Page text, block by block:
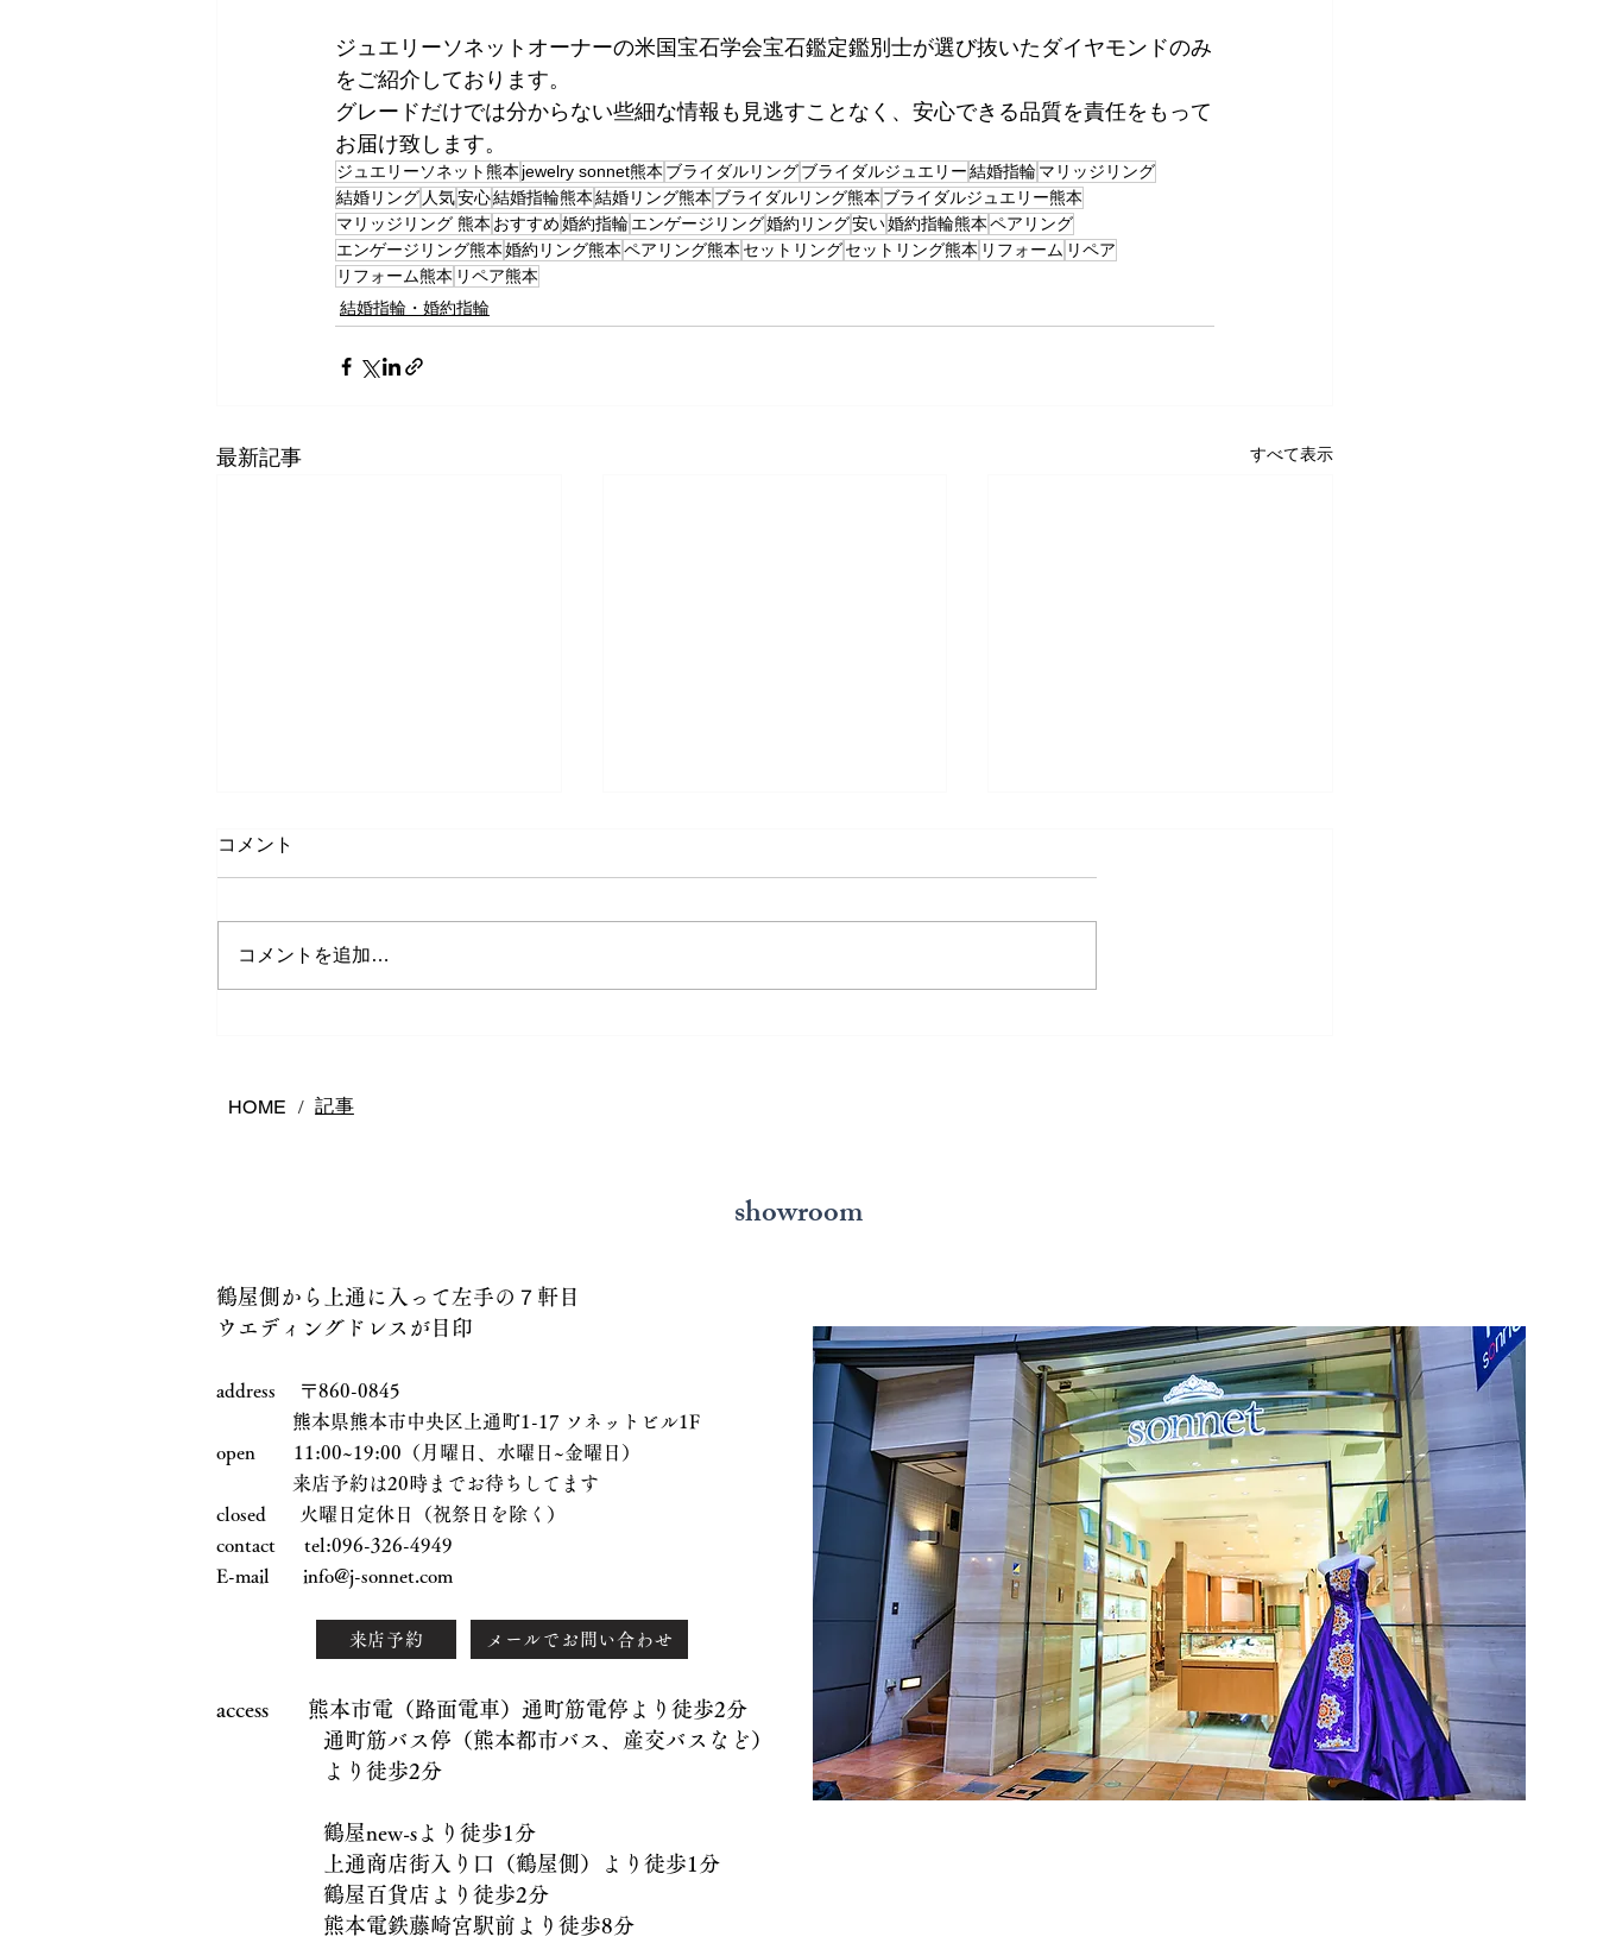
ジュエリーソネットオーナーの米国宝石学会宝石鑑定鑑別士が選び抜いたダイヤモンドのみ
をご紹介しております。
​グレードだけでは分からない些細な情報も見逃すことなく、安心できる品質を責任をもって
お届け致します。
ジュエリーソネット熊本 jewelry sonnet熊本 ブライダルリングブライダルジュエリー結婚指輪 マリッジリング
結婚リング 人気安心結婚指輪熊本結婚リング熊本 ブライダルリング熊本 ブライダルジュエリー熊本
マリッジリング 熊本 おすすめ婚約指輪 エンゲージリング婚約リング安い婚約指輪熊本ペアリング
エンゲージリング熊本婚約リング熊本ペアリング熊本 セットリングセットリング熊本 リフォーム リペア
リフォーム熊本 リペア熊本
結婚指輪・婚約指輪
最新記事 すべて表示
コメント
コメントを追加…
HOME / 記事
showroom
鶴屋側から上通に入って左手の７軒目
ウエディングドレスが目印
address 〒860-0845
熊本県熊本市中央区上通町1-17 ソネットビル1F
open 11:00~19:00（月曜日、水曜日~金曜日）
来店予約は20時までお待ちしてます
closed 火曜日定休日（祝祭日を除く）
contact tel:096-326-4949
E-mail info@j-sonnet.com
来店予約 メールでお問い合わせ
access 熊本市電（路面電車）通町筋電停より徒歩2分
通町筋バス停（熊本都市バス、産交バスなど）
より徒歩2分
鶴屋new-sより徒歩1分
上通商店街入り口（鶴屋側）より徒歩1分
鶴屋百貨店より徒歩2分
熊本電鉄藤崎宮駅前より徒歩8分